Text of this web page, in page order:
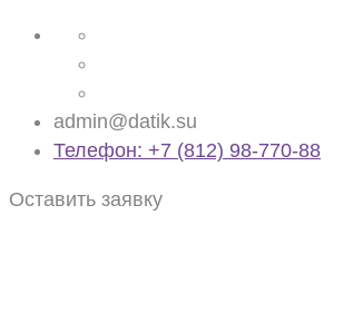
admin@datik.su
Телефон: +7 (812) 98-770-88
Оставить заявку